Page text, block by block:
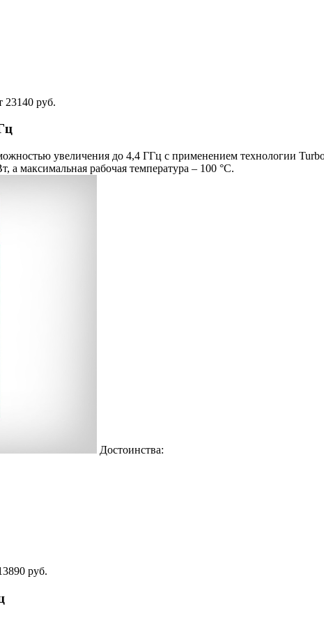
23140 руб.
увеличения до 4,4 ГГц с применением технологии
а максимальная рабочая температура – 100 °C.
Достоинства:
руб.